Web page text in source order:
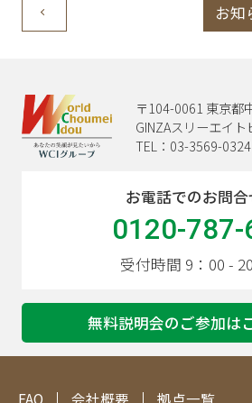
お知
〒104-0061 東京都
GINZAスリーエイ
TEL：03-3569-0324
お電話でのお問
0120-787-
受付時間 9：00 -
無料説明会のご参加は
FAQ 会社概要 拠点一覧